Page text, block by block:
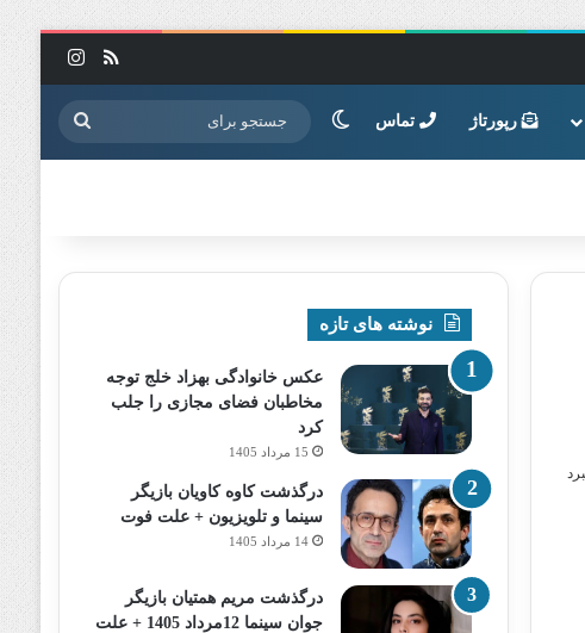
خوراک
رپورتاژ تماس تغییر پوسته جستجو
برای
نوشته های تازه
عکس خانوادگی بهزاد خلج توجه
مخاطبان فضای مجازی را جلب
کرد
15 مرداد 1405
درگذشت کاوه کاویان بازیگر
سینما و تلویزیون + علت فوت
14 مرداد 1405
درگذشت مریم همتیان بازیگر
جوان سینما 12مرداد 1405 + علت